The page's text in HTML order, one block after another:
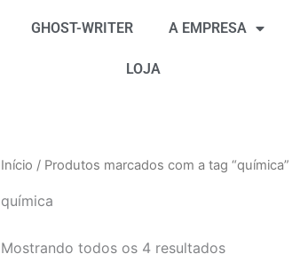
GHOST-WRITER A EMPRESA
LOJA
Início / Produtos marcados com a tag “química”
química
Mostrando todos os 4 resultados
por
mais